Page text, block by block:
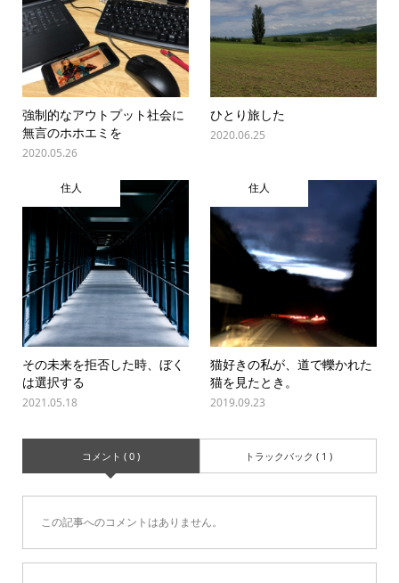
強制的なアウトプット社会に
無言のホホエミを
2020.05.26
ひとり旅した
2020.06.25
住人
その未来を拒否した時、ぼく
は選択する
2021.05.18
住人
猫好きの私が、道で轢かれた
猫を見たとき。
2019.09.23
コメント ( 0 ) トラックバック ( 1 )
この記事へのコメントはありません。